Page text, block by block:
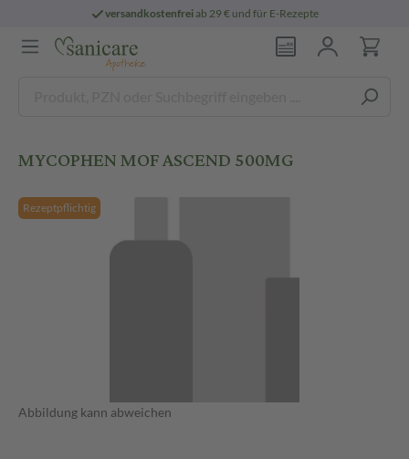
versandkostenfreiab 29 € und für E-Rezepte
MYCOPHEN MOF ASCEND 500MG
Rezeptpflichtig
Abbildung kann abweichen